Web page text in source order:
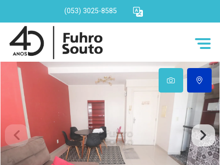
(053) 3025-8585